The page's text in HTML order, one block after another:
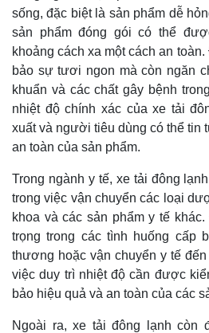
sống, đặc biệt là sản phẩm dễ
sản phẩm đóng gói có thể
khoảng cách xa một cách an
bảo sự tươi ngon mà còn ngăn
khuẩn và các chất gây bệnh
nhiệt độ chính xác của xe tải
xuất và người tiêu dùng có thể tin
an toàn của sản phẩm.
Trong ngành y tế, xe tải đông
trong việc vận chuyển các loại
khoa và các sản phẩm y tế
trọng trong các tình huống cấp
thương hoặc vận chuyển y tế
việc duy trì nhiệt độ cần được
bảo hiệu quả và an toàn của các
Ngoài ra, xe tải đông lạnh còn